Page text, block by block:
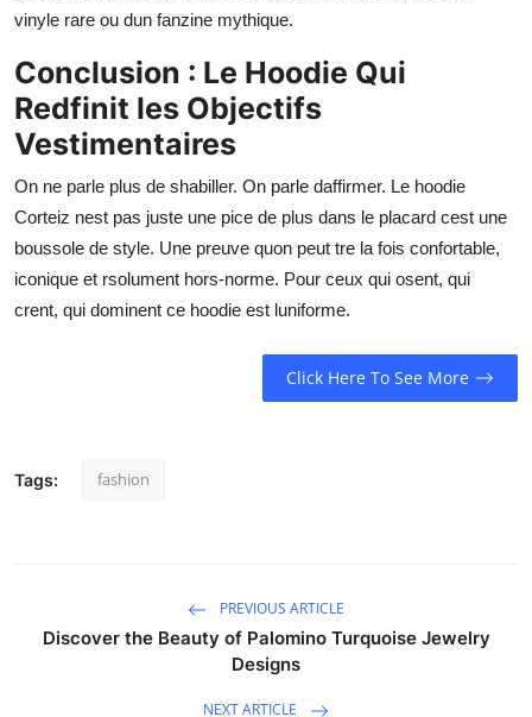
vinyle rare ou dun fanzine mythique.
Conclusion : Le Hoodie Qui
Redfinit les Objectifs
Vestimentaires
On ne parle plus de shabiller. On parle daffirmer. Le hoodie
Corteiz nest pas juste une pice de plus dans le placard cest une
boussole de style. Une preuve quon peut tre la fois confortable,
iconique et rsolument hors-norme. Pour ceux qui osent, qui
crent, qui dominent ce hoodie est luniforme.
Click Here To See More
Tags: fashion
PREVIOUS ARTICLE
Discover the Beauty of Palomino Turquoise Jewelry
Designs
NEXT ARTICLE